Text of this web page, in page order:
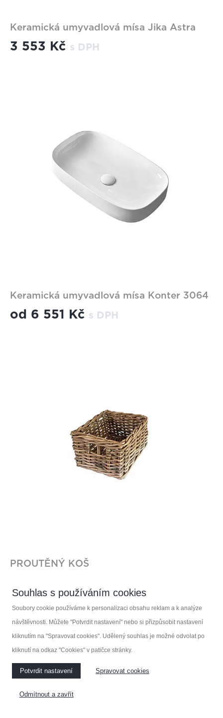
Souhlas s používáním cookies
Soubory cookie používáme k personalizaci obsahu reklam a k analýze
návštěvnosti. Můžete "Potvrdit nastavení" nebo si přizpůsobit nastavení
kliknutím na "Spravovat cookies". Udělený souhlas je možné odvolat po
kliknutí na odkaz "Cookies" v patičce stránky.
Potvrdit nastavení Spravovat cookies
Odmítnout a zavřít
Keramická umyvadlová mísa Jika Astra
3 553 Kč s DPH
Keramická umyvadlová mísa Konter 3064
od 6 551 Kč s DPH
PROUTĚNÝ KOŠ